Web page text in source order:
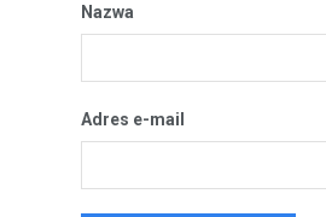
Nazwa
Adres e-mail